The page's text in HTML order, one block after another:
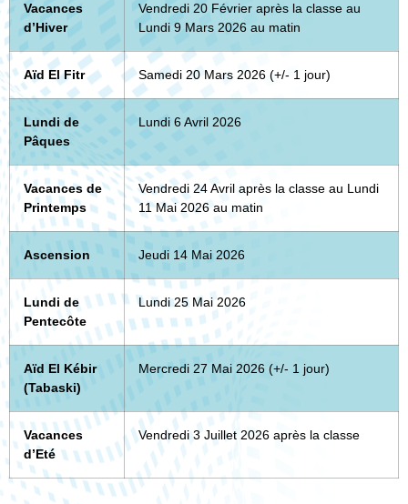
Vacances
d’Hiver
Vendredi 20 Février après la classe au
Lundi 9 Mars 2026 au matin
Aïd El Fitr Samedi 20 Mars 2026 (+/- 1 jour)
Lundi de
Pâques
Lundi 6 Avril 2026
Vacances de
Printemps
Vendredi 24 Avril après la classe au Lundi
11 Mai 2026 au matin
Ascension Jeudi 14 Mai 2026
Lundi de
Pentecôte
Lundi 25 Mai 2026
Aïd El Kébir
(Tabaski)
Mercredi 27 Mai 2026 (+/- 1 jour)
Vacances
d’Eté
Vendredi 3 Juillet 2026 après la classe